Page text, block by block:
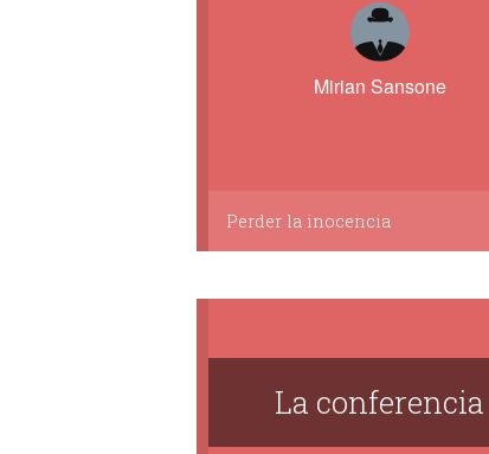
Mirian Sansone
Perder la inocencia
La conferencia